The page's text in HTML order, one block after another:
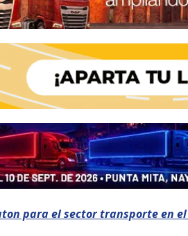
para el sector transporte en el